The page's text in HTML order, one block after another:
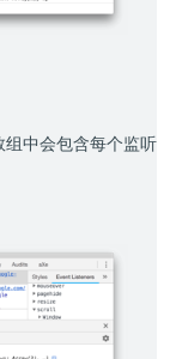
中会包含每个监听